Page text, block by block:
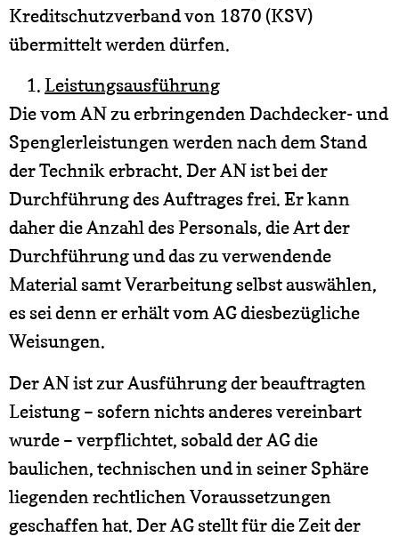
Kreditschutzverband von 1870 (KSV)
übermittelt werden dürfen.
Leistungsausführung
Die vom AN zu erbringenden Dachdecker- und
Spenglerleistungen werden nach dem Stand
der Technik erbracht. Der AN ist bei der
Durchführung des Auftrages frei. Er kann
daher die Anzahl des Personals, die Art der
Durchführung und das zu verwendende
Material samt Verarbeitung selbst auswählen,
es sei denn er erhält vom AG diesbezügliche
Weisungen.
Der AN ist zur Ausführung der beauftragten
Leistung – sofern nichts anderes vereinbart
wurde – verpflichtet, sobald der AG die
baulichen, technischen und in seiner Sphäre
liegenden rechtlichen Voraussetzungen
geschaffen hat. Der AG stellt für die Zeit der